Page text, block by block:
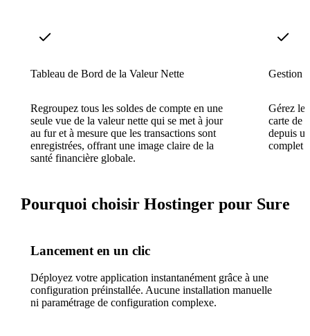
Tableau de Bord de la Valeur Nette
Regroupez tous les soldes de compte en une
seule vue de la valeur nette qui se met à jour
au fur et à mesure que les transactions sont
enregistrées, offrant une image claire de la
santé financière globale.
Gestion
Gérez
carte de
depuis
complet
Pourquoi choisir Hostinger pour Sure
Lancement en un clic
Déployez votre application instantanément grâce à une
configuration préinstallée. Aucune installation manuelle
ni paramétrage de configuration complexe.